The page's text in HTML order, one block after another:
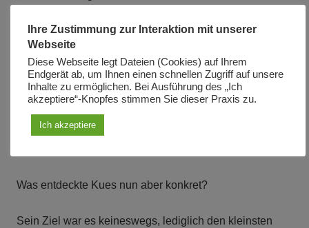
und Formulierung der Denkmethode des Zusammenfalls
viele nachfolgenden Entdeckungen von Kepler, Leibniz,
Gauß, Wernadskij und anderen, sowie für die
angewandten Denkmethode Friedrich Schillers oder
Was entdeckte Kues nun aber konkret?
Sein Ziel war es keineswegs, lediglich den kleinsten
Ihre Zustimmung zur Interaktion mit unserer
Webseite
Diese Webseite legt Dateien (Cookies) auf Ihrem
Endgerät ab, um Ihnen einen schnellen Zugriff auf unsere
Inhalte zu ermöglichen. Bei Ausführung des „Ich
akzeptiere“-Knopfes stimmen Sie dieser Praxis zu.
Ich akzeptiere